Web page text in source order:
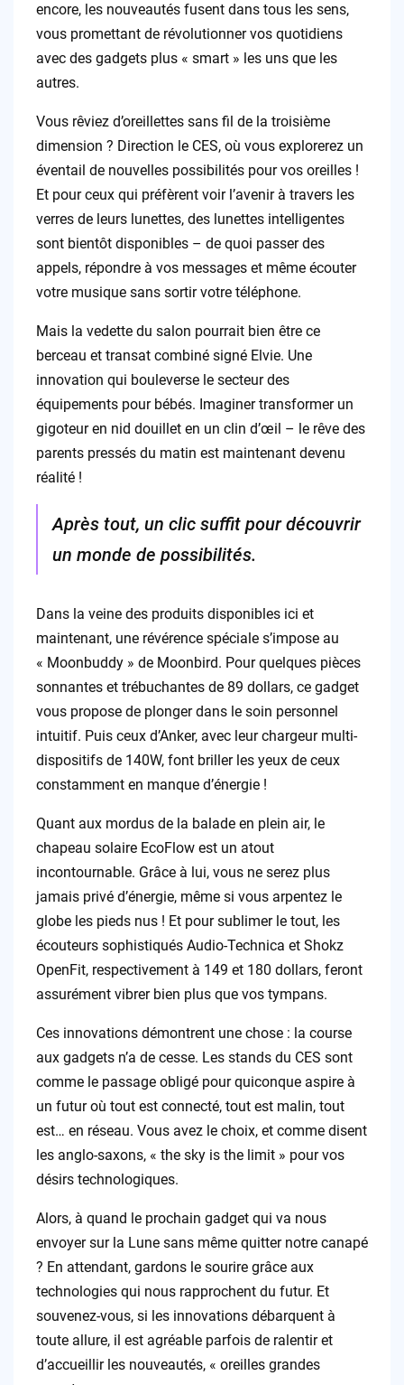
encore, les nouveautés fusent dans tous les sens,
vous promettant de révolutionner vos quotidiens
avec des gadgets plus « smart » les uns que les
autres.
Vous rêviez d’oreillettes sans fil de la troisième
dimension ? Direction le CES, où vous explorerez un
éventail de nouvelles possibilités pour vos oreilles !
Et pour ceux qui préfèrent voir l’avenir à travers les
verres de leurs lunettes, des lunettes intelligentes
sont bientôt disponibles – de quoi passer des
appels, répondre à vos messages et même écouter
votre musique sans sortir votre téléphone.
Mais la vedette du salon pourrait bien être ce
berceau et transat combiné signé Elvie. Une
innovation qui bouleverse le secteur des
équipements pour bébés. Imaginer transformer un
gigoteur en nid douillet en un clin d’œil – le rêve des
parents pressés du matin est maintenant devenu
réalité !
Après tout, un clic suffit pour découvrir
un monde de possibilités.
Dans la veine des produits disponibles ici et
maintenant, une révérence spéciale s’impose au
« Moonbuddy » de Moonbird. Pour quelques pièces
sonnantes et trébuchantes de 89 dollars, ce gadget
vous propose de plonger dans le soin personnel
intuitif. Puis ceux d’Anker, avec leur chargeur multi-
dispositifs de 140W, font briller les yeux de ceux
constamment en manque d’énergie !
Quant aux mordus de la balade en plein air, le
chapeau solaire EcoFlow est un atout
incontournable. Grâce à lui, vous ne serez plus
jamais privé d’énergie, même si vous arpentez le
globe les pieds nus ! Et pour sublimer le tout, les
écouteurs sophistiqués Audio-Technica et Shokz
OpenFit, respectivement à 149 et 180 dollars, feront
assurément vibrer bien plus que vos tympans.
Ces innovations démontrent une chose : la course
aux gadgets n’a de cesse. Les stands du CES sont
comme le passage obligé pour quiconque aspire à
un futur où tout est connecté, tout est malin, tout
est… en réseau. Vous avez le choix, et comme disent
les anglo-saxons, « the sky is the limit » pour vos
désirs technologiques.
Alors, à quand le prochain gadget qui va nous
envoyer sur la Lune sans même quitter notre canapé
? En attendant, gardons le sourire grâce aux
technologies qui nous rapprochent du futur. Et
souvenez-vous, si les innovations débarquent à
toute allure, il est agréable parfois de ralentir et
d’accueillir les nouveautés, « oreilles grandes